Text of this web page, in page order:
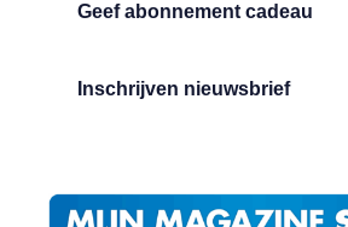
Geef abonnement cadeau
Inschrijven nieuwsbrief